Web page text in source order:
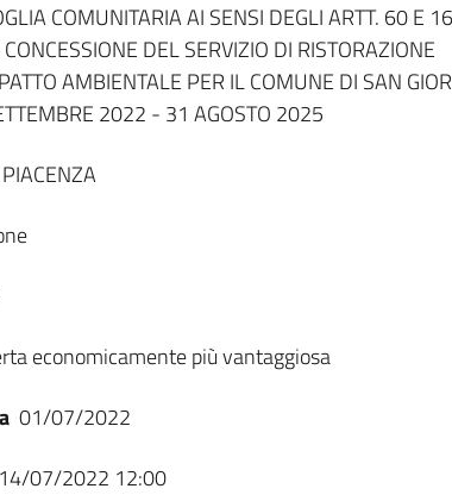
COMUNITARIA AI SENSI DEGLI ARTT. 60 E
DEL SERVIZIO DI RISTORAZIONE
AMBIENTALE PER IL COMUNE DI SAN
2022 - 31 AGOSTO 2025
economicamente più vantaggiosa
01/07/2022
14/07/2022 12:00